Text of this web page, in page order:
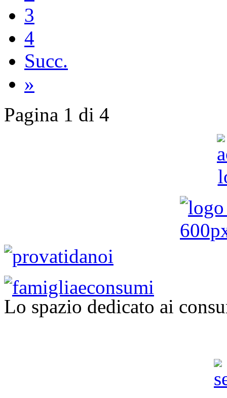
3
4
Succ.
»
Pagina 1 di 4
Lo spazio dedicato ai